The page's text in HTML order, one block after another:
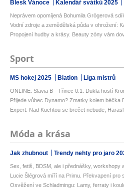
Blesk Vánoce Kalendář svátků 2025
Neprávem opomíjená Bohumila Grögerová
Vodní zdroje a zemědělská půda v ohrožení:
Propojení hudby a krásy. Beauty zóny vám
Sport
MS hokej 2025 Biatlon Liga mistrů
ONLINE: Slavia B - Třinec 0:1. Dukla hostí
Přijede vůbec Dynamo? Zmatky kolem béčka
Expert: Nad Kuchtou se brečet nebude,
Móda a krása
Jak zhubnout Trendy nehty pro jaro
Sex, fetiš, BDSM, ale i přednášky, workshopy
Lucie Šlégrová míří na Primu. Překvapení pro
Osvěžení ve Schladmingu: Lamy, ferraty i